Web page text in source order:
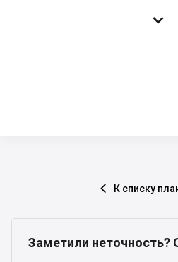

 К списку
Заметили неточность?